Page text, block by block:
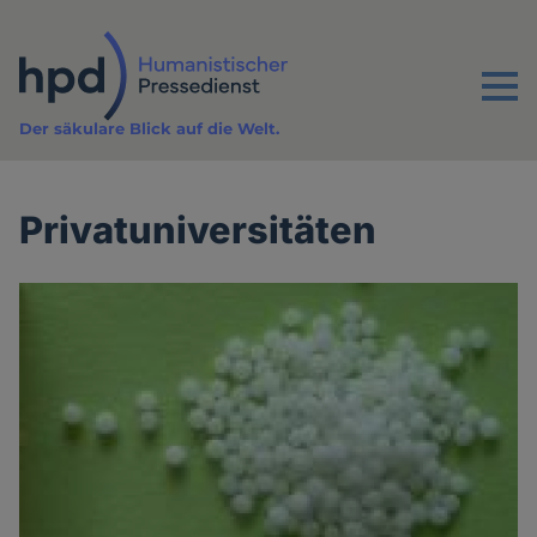
Inhalt
Menu
Der säkulare Blick auf die Welt.
Privatuniversitäten